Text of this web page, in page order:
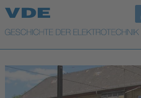
Top Themen
Weitere Themen